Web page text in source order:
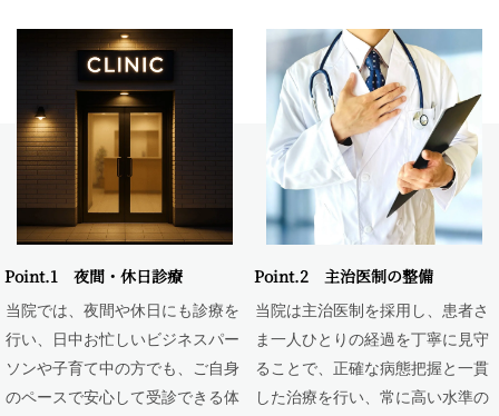
Point.1 夜間・休日診療
当院では、夜間や休日にも診療を
行い、日中お忙しいビジネスパー
ソンや子育て中の方でも、ご自身
のペースで安心して受診できる体
Point.2 主治医制の整備
当院は主治医制を採用し、患者さ
ま一人ひとりの経過を丁寧に見守
ることで、正確な病態把握と一貫
した治療を行い、常に高い水準の